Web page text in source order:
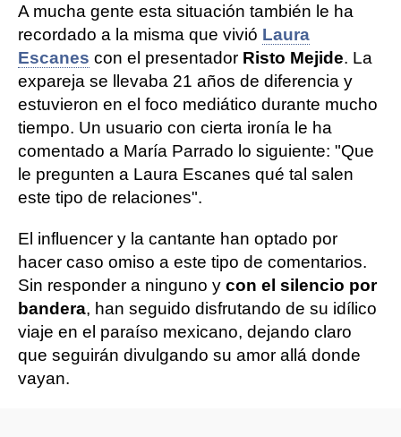
A mucha gente esta situación también le ha
recordado a la misma que vivió Laura
Escanes con el presentador Risto Mejide. La
expareja se llevaba 21 años de diferencia y
estuvieron en el foco mediático durante mucho
tiempo. Un usuario con cierta ironía le ha
comentado a María Parrado lo siguiente: "Que
le pregunten a Laura Escanes qué tal salen
este tipo de relaciones".
El influencer y la cantante han optado por
hacer caso omiso a este tipo de comentarios.
Sin responder a ninguno y con el silencio por
bandera, han seguido disfrutando de su idílico
viaje en el paraíso mexicano, dejando claro
que seguirán divulgando su amor allá donde
vayan.